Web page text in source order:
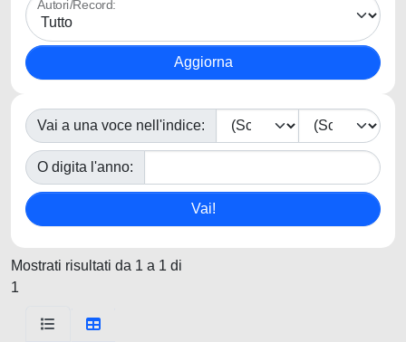
Autori/Record:
Vai a una voce nell'indice:
O digita l'anno:
Mostrati risultati da 1 a 1 di
1